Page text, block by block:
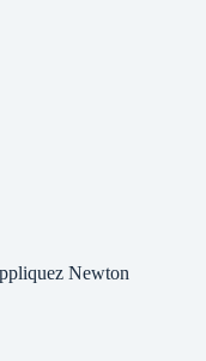
Newton